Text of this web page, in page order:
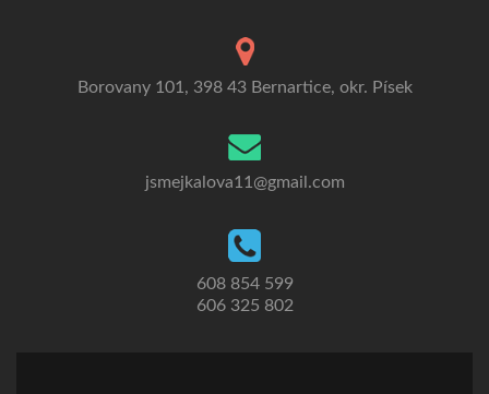
Borovany 101, 398 43 Bernartice, okr. Písek
jsmejkalova11@gmail.com
608 854 599
606 325 802